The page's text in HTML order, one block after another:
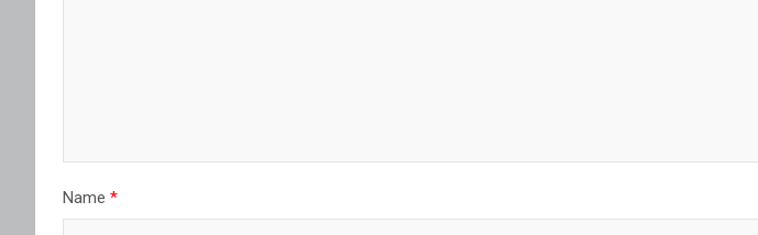
Name *